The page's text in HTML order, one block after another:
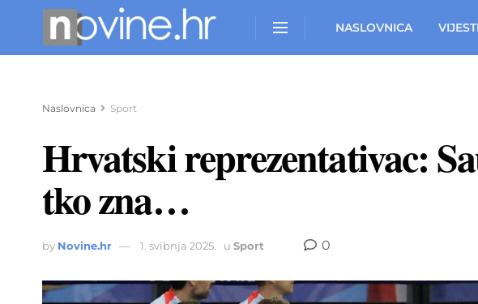
NASLOVNICA VIJESTI
Naslovnica Sport
Hrvatski reprezentativac:
tko zna…
by Novine.hr 1. svibnja 2025. u Sport 0